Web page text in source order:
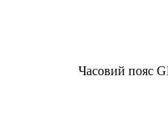
Часовий пояс